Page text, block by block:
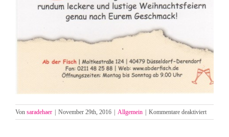
Von saradehaer November 29th, 2016 Allgemein Kommentare deaktiviertfür